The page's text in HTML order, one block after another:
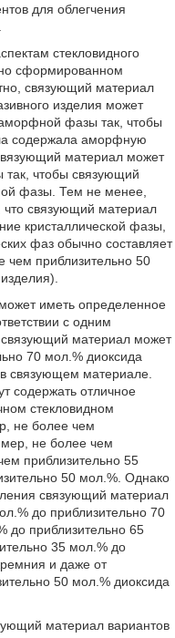
для облегчения
стекловидного
сформированном
связующий материал
изделия может
фазы так, чтобы
содержала аморфную
материал может
чтобы связующий
фазы. Тем не менее,
что связующий материал
кристаллической фазы,
фаз обычно составляет
чем приблизительно 50
иметь определенное
с одним
материал может
70 мол.% диоксида
связующем материале.
содержать отличное
стекловидном
не более чем
не более чем
приблизительно 55
50 мол.%. Однако
связующий материал
до приблизительно 70
до приблизительно 65
35 мол.% до
и даже от
50 мол.% диоксида
материал вариантов